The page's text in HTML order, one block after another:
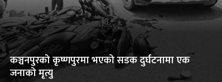
कञ्चनपुरको कृष्णपुरमा भएको सडक दुर्घटनामा एक
जनाको मृत्यु